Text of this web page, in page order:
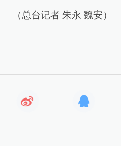
（总台记者 朱永 魏安）